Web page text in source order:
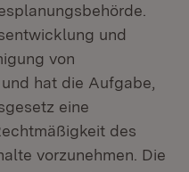
und
von
hat die Aufgabe,
eine
des
vorzunehmen. Die